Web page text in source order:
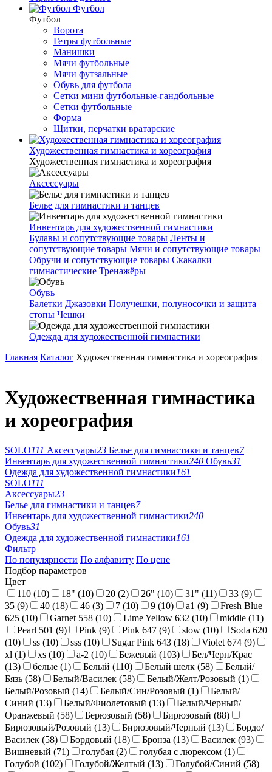
Футбол
Футбол
Ворота
Гетры футбольные
Манишки
Мячи футбольные
Мячи футзальные
Обувь для футбола
Сетки мини футбольные-гандбольные
Сетки футбольные
Форма
Щитки, перчатки вратарские
Художественная гимнастика и хореография
Художественная гимнастика и хореография
Аксессуары
Белье для гимнастики и танцев
Инвентарь для художественной гимнастики
Булавы и сопутствующие товары Ленты и
сопутствующие товары Мячи и сопутствующие товары
Обручи и сопутствующие товары Скакалки
гимнастические Тренажёры
Обувь
Балетки Джазовки Получешки, полуносочки и защита
стопы Чешки
Одежда для художественной гимнастики
Главная Каталог Художественная гимнастика и хореография
Художественная гимнастика
и хореография
SOLO111 Аксессуары23 Белье для гимнастики и танцев7
Инвентарь для художественной гимнастики240 Обувь31
Одежда для художественной гимнастики161
SOLO111
Аксессуары23
Белье для гимнастики и танцев7
Инвентарь для художественной гимнастики240
Обувь31
Одежда для художественной гимнастики161
Фильтр
По популярности По алфавиту По цене
Подбор параметров
Цвет
110 (10) 18" (10) 20 (2) 26" (10) 31" (11) 33 (9)
35 (9) 40 (18) 46 (3) 7 (10) 9 (10) a1 (9)
Fresh Blue
625 (10) Garnet 558 (10) Lime Yellow 632 (10) middle (11)
Pearl 501 (9) Pink (9) Pink 647 (9) slow (10)
Soda 620
(10) ss (10) sss (10) Sugar Pink 643 (18) Violet 674 (9)
xl (1) xs (10) а-2 (10) Бежевый (103)
Бел/Черн/Крас
(13) белые (1) Белый (110) Белый шелк (58)
Белый/
Бязь (58) Белый/Василек (58) Белый/Желт/Розовый (1)
Белый/Розовый (14) Белый/Син/Розовый (1)
Белый/
Синий (13) Белый/Фиолетовый (13)
Белый/Черный/
Оранжевый (58) Берюзовый (58) Бирюзовый (88)
Бирюзовый/Розовый (13) Бирюзовый/Черный (13)
Бордо/
Василек (58) Бордовый (18) Бронза (13) Василек (93)
Вишневый (71) голубая (2) голубая с люрексом (1)
Голубой (102) Голубой/Желтый (13) Голубой/Синий (58)